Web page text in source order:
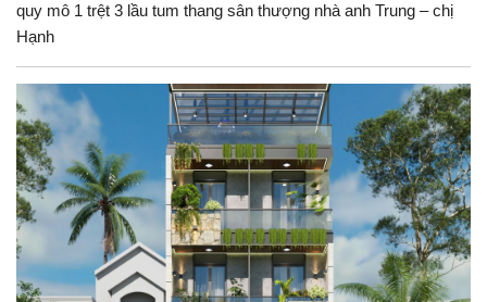
quy mô 1 trệt 3 lầu tum thang sân thượng nhà anh Trung – chị
Hạnh